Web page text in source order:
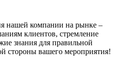
нашей компании на рынке –
клиентов, стремление
знания для правильной
стороны вашего мероприятия!